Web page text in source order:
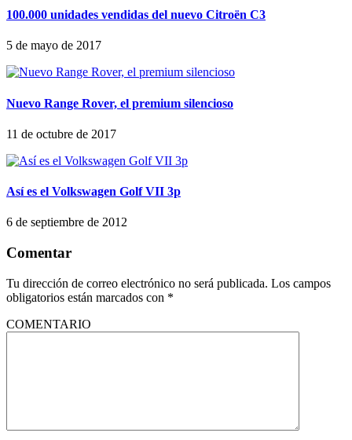
100.000 unidades vendidas del nuevo Citroën C3
5 de mayo de 2017
Nuevo Range Rover, el premium silencioso
11 de octubre de 2017
Así es el Volkswagen Golf VII 3p
6 de septiembre de 2012
Comentar
Tu dirección de correo electrónico no será publicada. Los campos
obligatorios están marcados con *
COMENTARIO